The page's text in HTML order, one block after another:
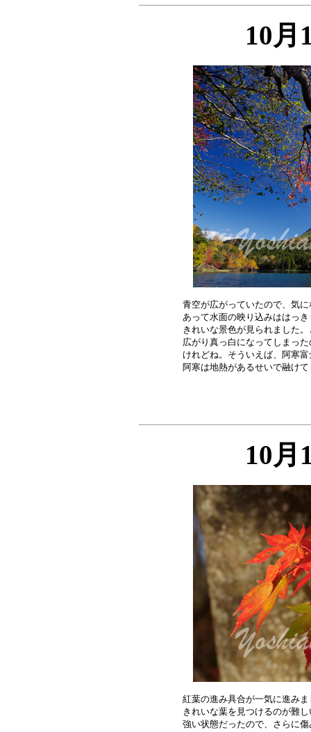
10月
青空が広がっていたので、気
あって水面の映り込みははっ
きれいな景色が見られました
広がり真っ白になってしまっ
けれどね。そういえば、阿寒
10月
紅葉の進み具合が一気に進み
きれいな葉を見つけるのが難
強い状態だったので、さらに